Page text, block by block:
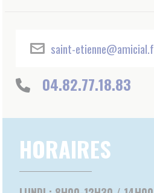
JEUDI : 8H00-12H30 / 14H00-17H30